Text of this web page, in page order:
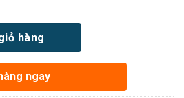
hàng
ngay